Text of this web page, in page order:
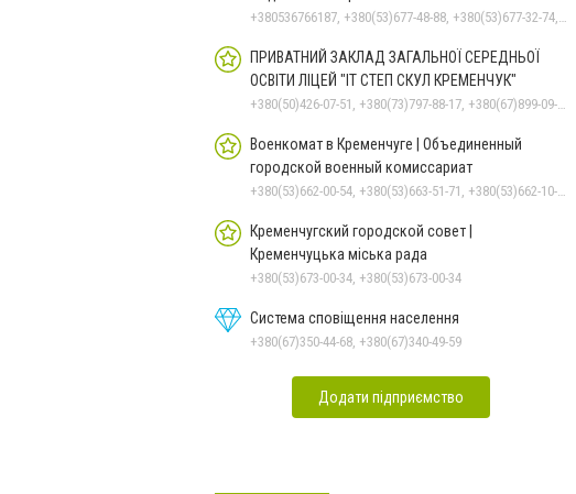
+380536766187, +380(53)677-48-88, +380(53)677-32-74, +380(53)676-62-99
ПРИВАТНИЙ ЗАКЛАД ЗАГАЛЬНОЇ СЕРЕДНЬОЇ
ОСВІТИ ЛІЦЕЙ "ІТ СТЕП СКУЛ КРЕМЕНЧУК"
+380(50)426-07-51, +380(73)797-88-17, +380(67)899-09-16
Военкомат в Кременчуге | Объединенный
городской военный комиссариат
+380(53)662-00-54, +380(53)663-51-71, +380(53)662-10-35
Кременчугский городской совет |
Кременчуцька міська рада
+380(53)673-00-34, +380(53)673-00-34
Система сповіщення населення
+380(67)350-44-68, +380(67)340-49-59
Додати підприємство